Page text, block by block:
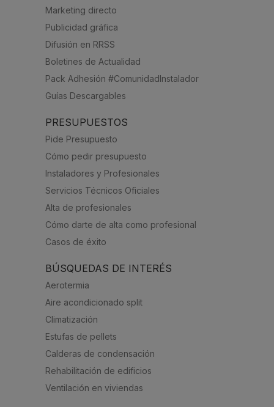
Marketing directo
Publicidad gráfica
Difusión en RRSS
Boletines de Actualidad
Pack Adhesión #ComunidadInstalador
Guías Descargables
PRESUPUESTOS
Pide Presupuesto
Cómo pedir presupuesto
Instaladores y Profesionales
Servicios Técnicos Oficiales
Alta de profesionales
Cómo darte de alta como profesional
Casos de éxito
BÚSQUEDAS DE INTERÉS
Aerotermia
Aire acondicionado split
Climatización
Estufas de pellets
Calderas de condensación
Rehabilitación de edificios
Ventilación en viviendas